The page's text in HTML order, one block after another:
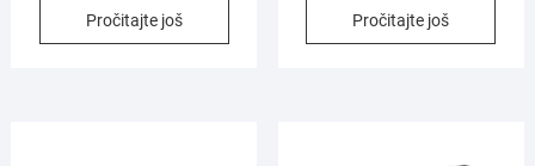
Pročitajte još Pročitajte još